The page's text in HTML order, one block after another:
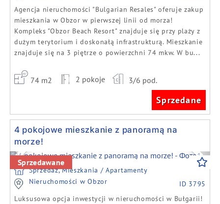
Agencja nieruchomości "Bulgarian Resales" oferuje zakup
mieszkania w Obzor w pierwszej linii od morza!
Kompleks "Obzor Beach Resort" znajduje się przy plaży z
dużym terytorium i doskonałą infrastrukturą. Mieszkanie
znajduje się na 3 piętrze o powierzchni 74 mkw. W bu...
74 m2 2 pokoje 3/6 pod.
Sprzedane
4 pokojowe mieszkanie z panoramą na
morze!
Previous Next
Sprzedawane
Sprzedaż, Mieszkania / Apartamenty
Nieruchomości w Obzor
ID 3795
Luksusowa opcja inwestycji w nieruchomości w Bułgarii!